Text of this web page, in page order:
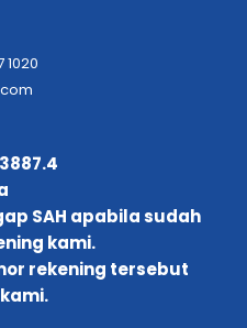
1020
SAH apabila sudah
kami.
rekening tersebut